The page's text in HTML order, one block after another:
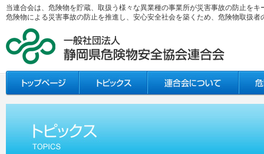
当連合会は、危険物を貯蔵、取扱う様々な異業種の事業所が災害事故の防止を
危険物による災害事故の防止を推進し、安心安全社会を築くため、危険物取扱